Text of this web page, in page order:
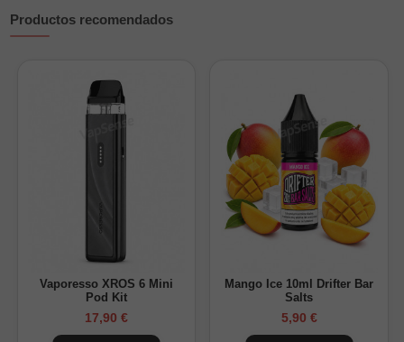
marcado, con equilibrio entre frescura, dulzor y acidez.
Productos recomendados
Vaporesso XROS 6 Mini
Pod Kit
17,90 €
Mango Ice 10ml Drifter Bar
Salts
5,90 €